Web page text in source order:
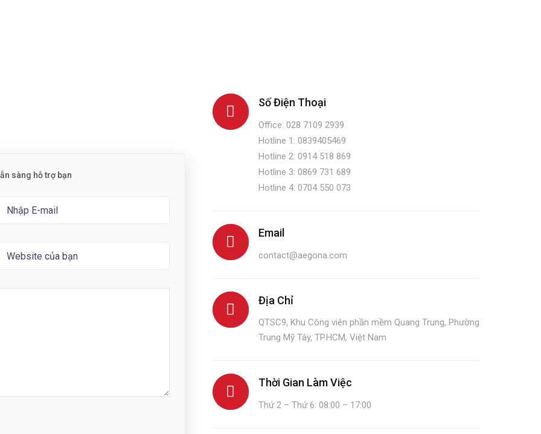
sàng hỗ trợ bạn
Số Điện Thoại
Office: 028 7109 2939
Hotline 1: 0839405469
Hotline 2: 0914 518 869
Hotline 3: 0869 731 689
Hotline 4: 0704 550 073
Email
contact@aegona.com
Địa Chỉ
QTSC9, Khu Công viên phần mềm Quang Trung, Phường
Trung Mỹ Tây, TP.HCM, Việt Nam
Thời Gian Làm Việc
Thứ 2 – Thứ 6: 08:00 – 17:00